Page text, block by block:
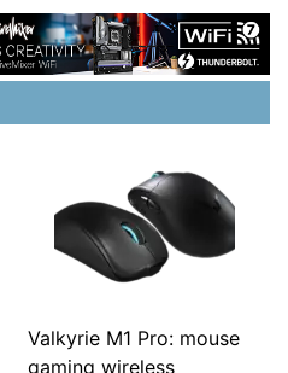
Valkyrie M1 Pro: mouse
gaming wireless